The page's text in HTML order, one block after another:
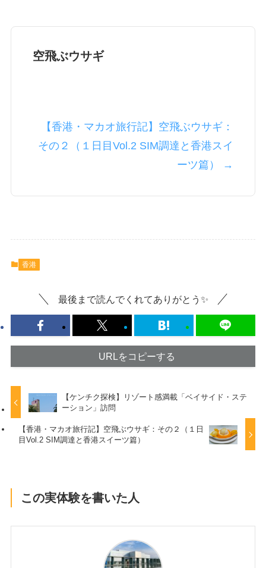
空飛ぶウサギ
【香港・マカオ旅行記】空飛ぶウサギ：
その２（１日目Vol.2 SIM調達と香港スイ
ーツ篇） →
香港
最後まで読んでくれてありがとう✨
URLをコピーする
【ケンチク探検】リゾート感満載「ベイサイド・ステ
ーション」訪問
【香港・マカオ旅行記】空飛ぶウサギ：その２（１日
目Vol.2 SIM調達と香港スイーツ篇）
この実体験を書いた人